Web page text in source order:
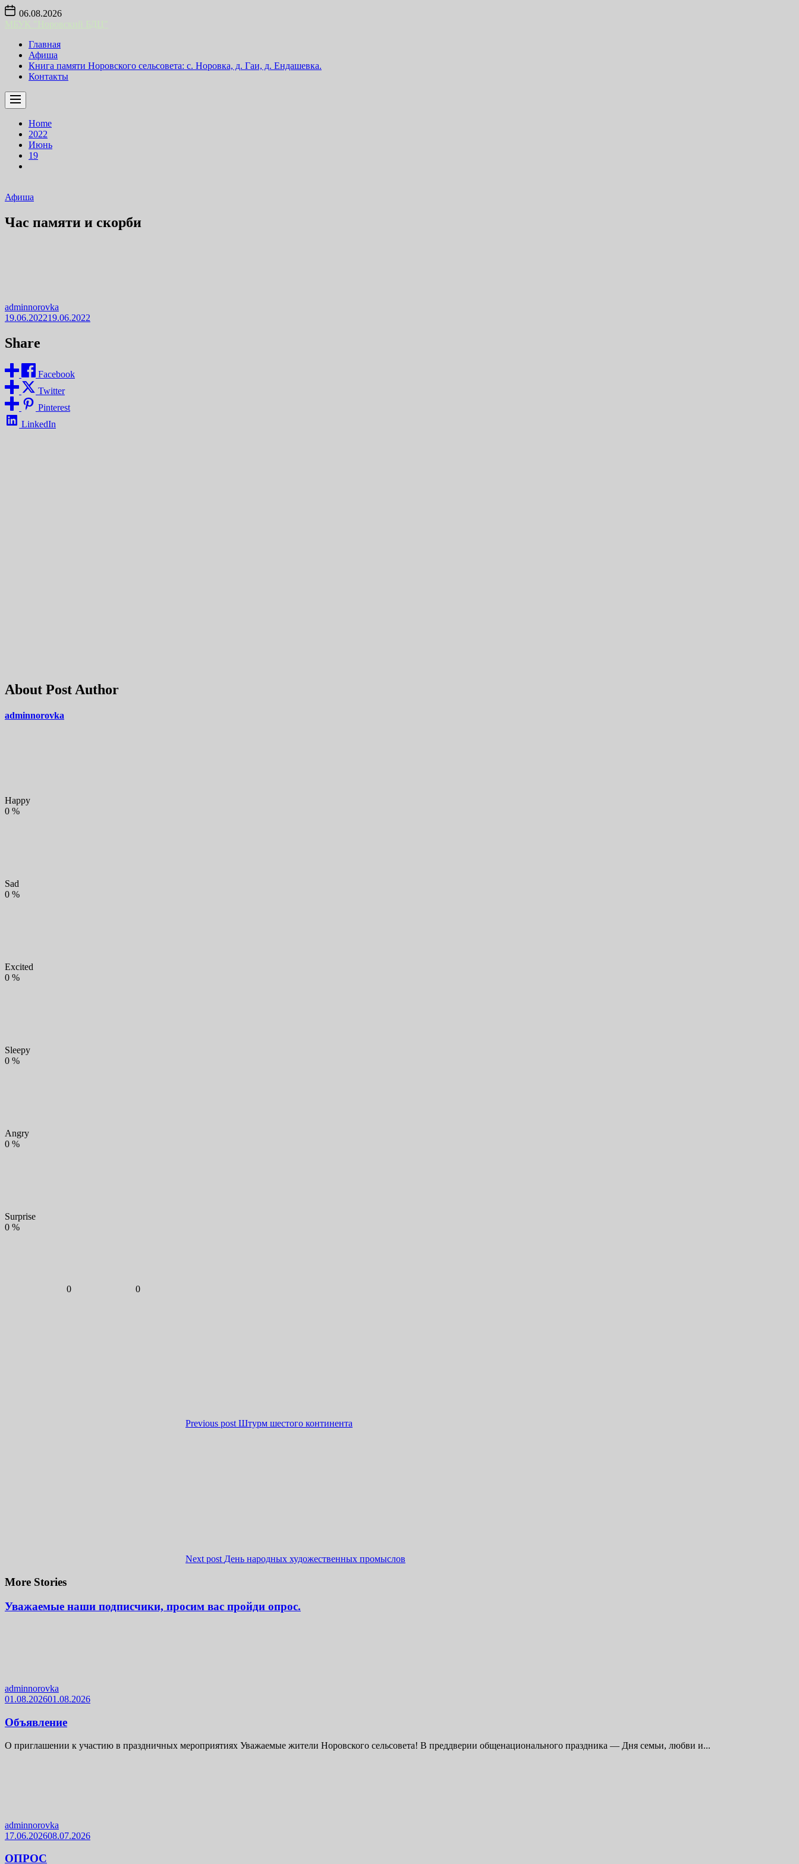
Skip
content
06.08.2026
Главная
Афиша
Книга памяти Норовского сельсовета: с. Норовка, д. Гаи, д. Ендашевка.
Контакты
Home
2022
Июнь
19
Афиша
Час памяти и скорби
adminnorovka
19.06.202219.06.2022
Share
Facebook
Twitter
Pinterest
LinkedIn
About Post Author
adminnorovka
Happy
0 %
Sad
0 %
Excited
0 %
Sleepy
0 %
Angry
0 %
Surprise
0 %
0 0
Previous post Штурм шестого континента
Next post День народных художественных промыслов
More Stories
Уважаемые наши подписчики, просим вас пройди опрос.
adminnorovka
01.08.202601.08.2026
Объявление
О приглашении к участию в праздничных мероприятиях Уважаемые жители Норовского сельсовета! В преддверии общенационального праздника — Дня семьи, любви и...
adminnorovka
17.06.202608.07.2026
ОПРОС